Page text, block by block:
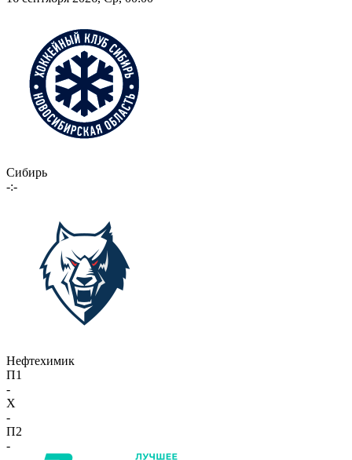
Сибирь
-:-
Нефтехимик
П1
-
X
-
П2
-